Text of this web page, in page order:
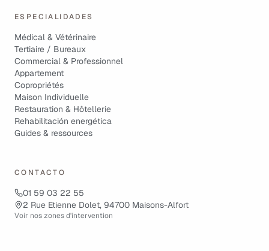
ESPECIALIDADES
Médical & Vétérinaire
Tertiaire / Bureaux
Commercial & Professionnel
Appartement
Copropriétés
Maison Individuelle
Restauration & Hôtellerie
Rehabilitación energética
Guides & ressources
CONTACTO
01 59 03 22 55
2 Rue Etienne Dolet, 94700 Maisons-Alfort
Voir nos zones d'intervention